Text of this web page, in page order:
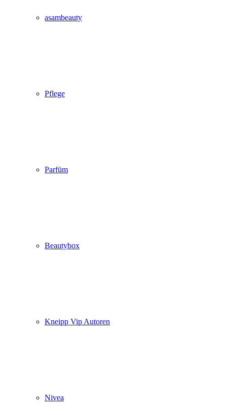
asambeauty
Pflege
Parfüm
Beautybox
Kneipp Vip Autoren
Nivea